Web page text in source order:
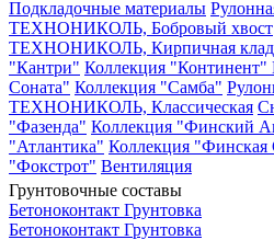
Подкладочные материалы
ТЕХНОНИКОЛЬ, Бобровый хвост
ТЕХНОНИКОЛЬ, Кирпичная
"Кантри" Коллекция "Континент"
Соната" Коллекция "Самба"
ТЕХНОНИКОЛЬ, Классическая
"Фазенда" Коллекция "Финский
"Атлантика" Коллекция "Финская
"Фокстрот" Вентиляция
Грунтовочные составы
Бетоноконтакт Грунтовка
Бетоноконтакт Грунтовка